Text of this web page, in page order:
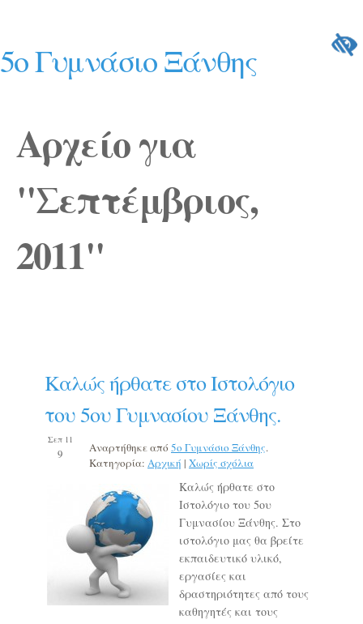
5ο Γυμνάσιο Ξάνθης
Αρχείο για
"Σεπτέμβριος,
2011"
Καλώς ήρθατε στο Ιστολόγιο
του 5ου Γυμνασίου Ξάνθης.
Σεπ 11
9 Αναρτήθηκε από 5o Γυμνάσιο Ξάνθης.
Κατηγορία: Αρχική | Χωρίς σχόλια
Καλώς ήρθατε στο
Ιστολόγιο του 5ου
Γυμνασίου Ξάνθης. Στο
ιστολόγιο μας θα βρείτε
εκπαιδευτικό υλικό,
εργασίες και
δραστηριότητες από τους
καθηγητές και τους